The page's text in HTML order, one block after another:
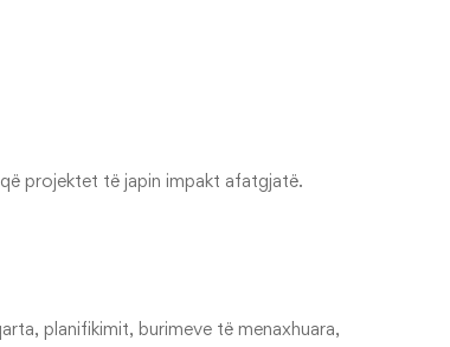
projektet të japin impakt afatgjatë.
planifikimit, burimeve të menaxhuara,